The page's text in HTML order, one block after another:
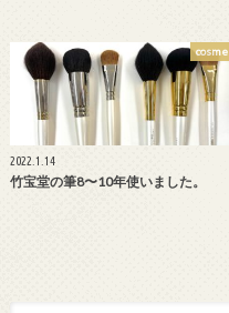
cosme
2022.1.14
竹宝堂の筆8〜10年使いました。